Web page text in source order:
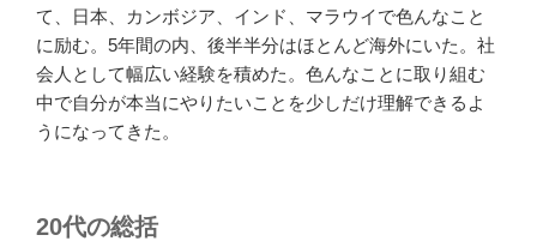
て、日本、カンボジア、インド、マラウイで色んなこと
に励む。5年間の内、後半半分はほとんど海外にいた。社
会人として幅広い経験を積めた。色んなことに取り組む
中で自分が本当にやりたいことを少しだけ理解できるよ
うになってきた。
20代の総括